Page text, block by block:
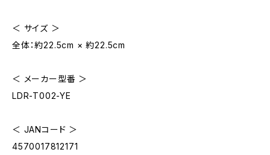
＜ サイズ ＞
全体：約22.5cm × 約22.5cm
＜ メーカー型番 ＞
LDR-T002-YE
＜ JANコード ＞
4570017812171